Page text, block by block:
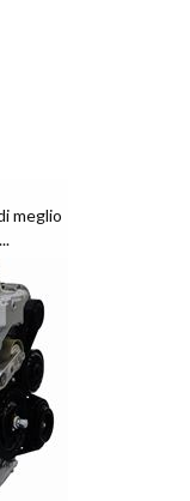
meglio